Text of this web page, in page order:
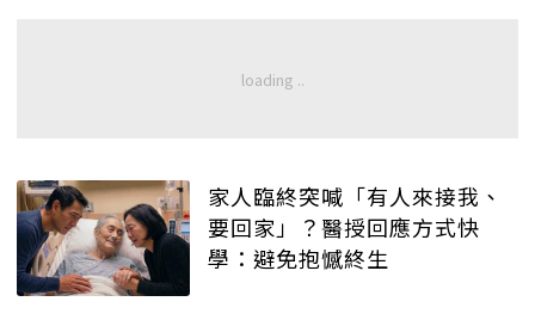
家人臨終突喊「有人來接我、
要回家」？醫授回應方式快
學：避免抱憾終生